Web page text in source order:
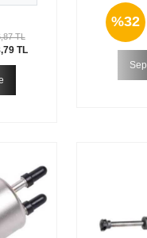
TL
TL
%32